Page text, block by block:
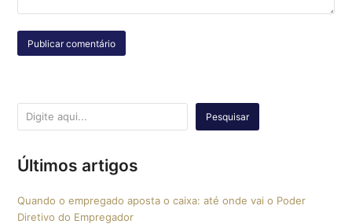
Pesquisar
Últimos artigos
Quando o empregado aposta o caixa: até onde vai o Poder
Diretivo do Empregador